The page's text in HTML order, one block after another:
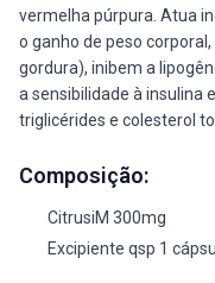
vermelha púrpura. Atua
o ganho de peso
gordura), inibem a
a sensibilidade à insulina
triglicérides e colesterol
Composição:
CitrusiM 300mg
Excipiente qsp 1